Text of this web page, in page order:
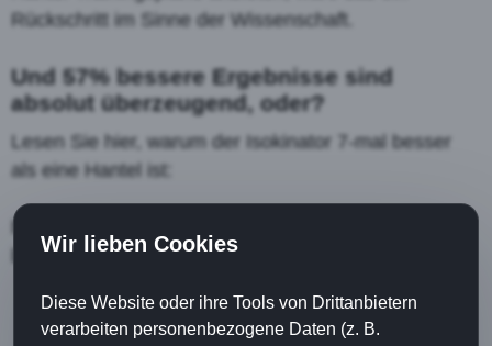
Rückschritt im Sinne der Wissenschaft.
Und 57% bessere Ergebnisse sind
absolut überzeugend, oder?
Lesen Sie hier, warum der Isokinator 7-mal besser
als eine Hantel ist:
besser-als-hanteln/
Wir lieben Cookies
Diese Website oder ihre Tools von Drittanbietern
verarbeiten personenbezogene Daten (z. B.